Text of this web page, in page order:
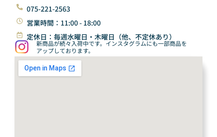
075-221-2563
営業時間：11:00 - 18:00
定休日：毎週水曜日・木曜日（他、不定休あり）
新商品が続々入荷中です。インスタグラムにも一部商品を
アップしております。